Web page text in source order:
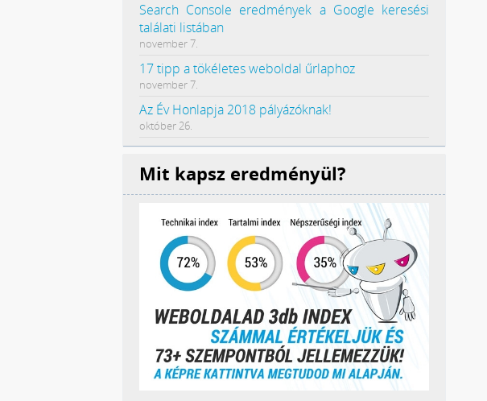
Search Console eredmények a Google keresési
találati listában
november 7.
17 tipp a tökéletes weboldal űrlaphoz
november 7.
Az Év Honlapja 2018 pályázóknak!
október 26.
Mit kapsz eredményül?